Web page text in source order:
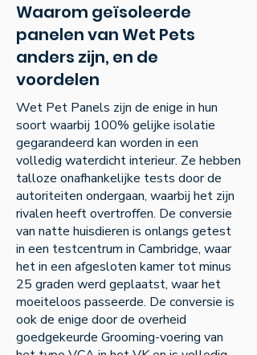
Waarom geïsoleerde
panelen van Wet Pets
anders zijn, en de
voordelen
Wet Pet Panels zijn de enige in hun
soort waarbij 100% gelijke isolatie
gegarandeerd kan worden in een
volledig waterdicht interieur. Ze hebben
talloze onafhankelijke tests door de
autoriteiten ondergaan, waarbij het zijn
rivalen heeft overtroffen. De conversie
van natte huisdieren is onlangs getest
in een testcentrum in Cambridge, waar
het in een afgesloten kamer tot minus
25 graden werd geplaatst, waar het
moeiteloos passeerde. De conversie is
ook de enige door de overheid
goedgekeurde Grooming-voering van